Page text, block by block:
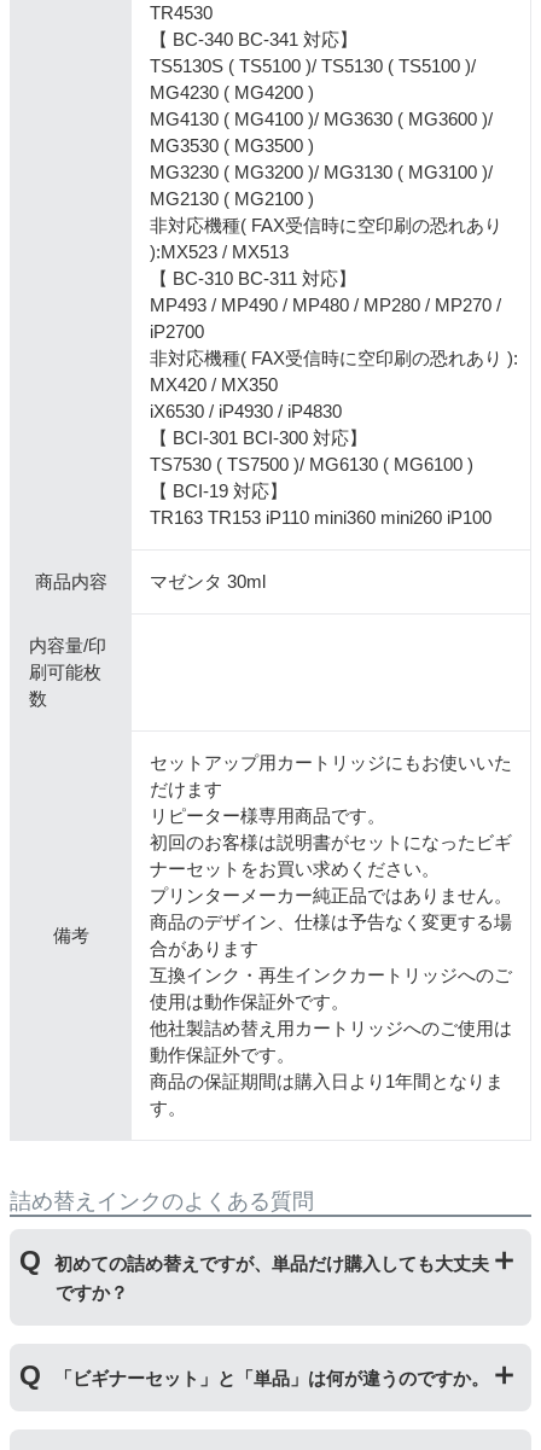
TR4530
【 BC-340 BC-341 対応】
TS5130S ( TS5100 )/ TS5130 ( TS5100 )/
MG4230 ( MG4200 )
MG4130 ( MG4100 )/ MG3630 ( MG3600 )/
MG3530 ( MG3500 )
MG3230 ( MG3200 )/ MG3130 ( MG3100 )/
MG2130 ( MG2100 )
非対応機種( FAX受信時に空印刷の恐れあり
):MX523 / MX513
【 BC-310 BC-311 対応】
MP493 / MP490 / MP480 / MP280 / MP270 /
iP2700
非対応機種( FAX受信時に空印刷の恐れあり ):
MX420 / MX350
iX6530 / iP4930 / iP4830
【 BCI-301 BCI-300 対応】
TS7530 ( TS7500 )/ MG6130 ( MG6100 )
【 BCI-19 対応】
TR163 TR153 iP110 mini360 mini260 iP100
商品内容 マゼンタ 30ml
内容量/印
刷可能枚
数
備考
セットアップ用カートリッジにもお使いいた
だけます
リピーター様専用商品です。
初回のお客様は説明書がセットになったビギ
ナーセットをお買い求めください。
プリンターメーカー純正品ではありません。
商品のデザイン、仕様は予告なく変更する場
合があります
互換インク・再生インクカートリッジへのご
使用は動作保証外です。
他社製詰め替え用カートリッジへのご使用は
動作保証外です。
商品の保証期間は購入日より1年間となりま
す。
詰め替えインクのよくある質問
初めての詰め替えですが、単品だけ購入しても大丈夫
ですか？
をご購入ください。ビギナーセットには説明書を同封し
ておりますのでご覧いただき、正しく作業を行ってくだ
さい。単品商品には、詰め替えに必要な道具や説明書な
「ビギナーセット」と「単品」は何が違うのですか。